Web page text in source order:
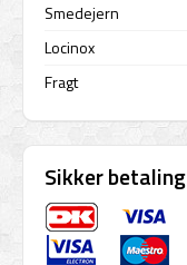
Smedejern
Locinox
Fragt
Sikker betaling